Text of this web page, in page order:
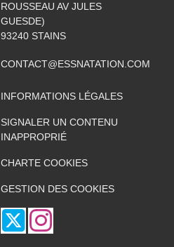
ROUSSEAU AV JULES
GUESDE)
93240 STAINS
CONTACT@ESSNATATION.COM
INFORMATIONS LÉGALES
SIGNALER UN CONTENU
INAPPROPRIÉ
CHARTE COOKIES
GESTION DES COOKIES